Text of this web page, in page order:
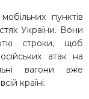
пунктів
України. Вони
строки, щоб
атак на
вагони вже
країні.